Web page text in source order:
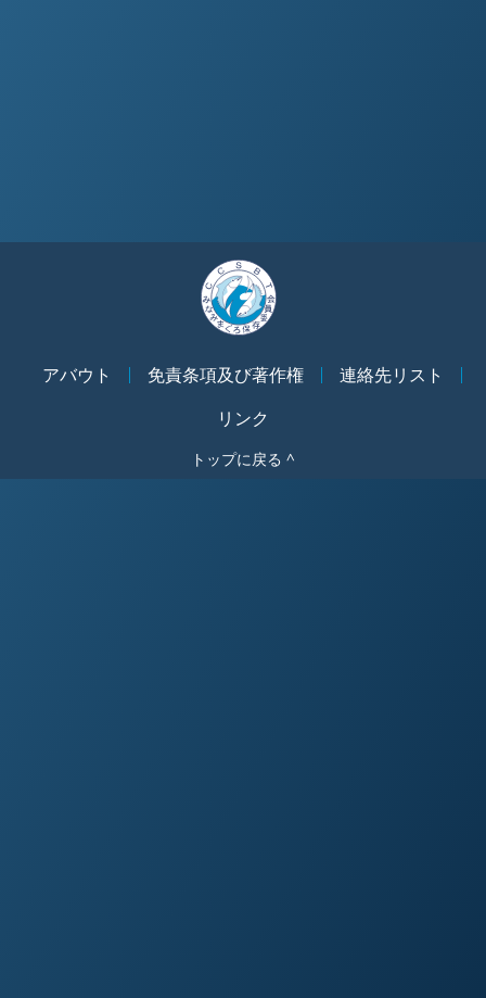
アバウト 免責条項及び著作権
連絡先リスト
リンク
トップに戻る ^